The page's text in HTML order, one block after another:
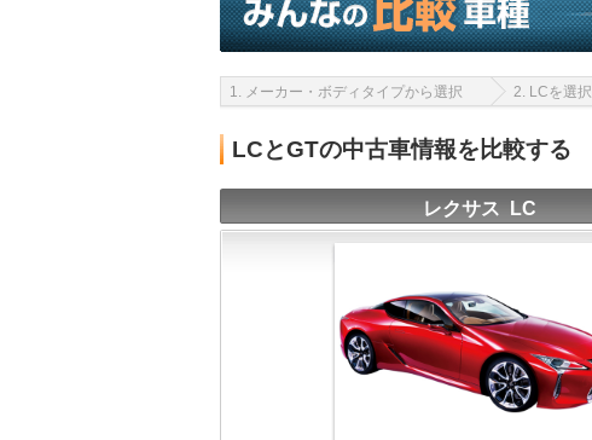
1. メーカー・ボディタイプから選択 2. LCを選択
LCとGTの中古車情報を比較する
レクサス LC